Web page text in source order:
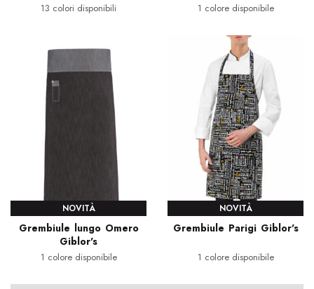
13 colori disponibili 1 colore disponibile
NOVITÀ
Grembiule lungo Omero
Giblor's
1 colore disponibile
NOVITÀ
Grembiule Parigi Giblor's
1 colore disponibile